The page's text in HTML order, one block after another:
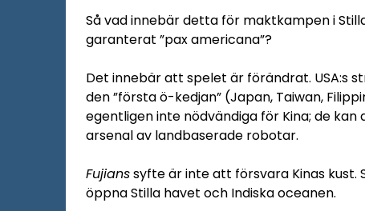
Så vad innebär detta för maktkampen i
garanterat ”pax americana”?
Det innebär att spelet är förändrat. USA:s
den ”första ö-kedjan” (Japan, Taiwan,
egentligen inte nödvändiga för Kina; de
arsenal av landbaserade robotar.
Fujianssyfte är inte att försvara Kinas kust.
öppna Stilla havet och Indiska oceanen.